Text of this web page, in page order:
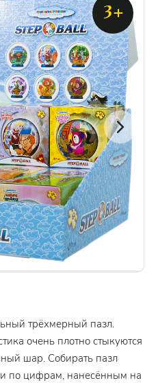
3+
трёхмерный пазл.
очень плотно стыкуются
шар. Собирать пазл
по цифрам, нанесённым на